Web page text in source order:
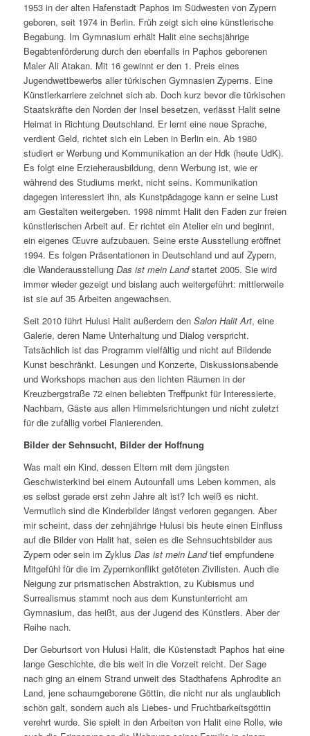
1953 in der alten Hafenstadt Paphos im Südwesten von Zypern
geboren, seit 1974 in Berlin. Früh zeigt sich eine künstlerische
Begabung. Im Gymnasium erhält Halit eine sechsjährige
Begabtenförderung durch den ebenfalls in Paphos geborenen
Maler Ali Atakan. Mit 16 gewinnt er den 1. Preis eines
Jugendwettbewerbs aller türkischen Gymnasien Zyperns. Eine
Künstlerkarriere zeichnet sich ab. Doch kurz bevor die türkischen
Staatskräfte den Norden der Insel besetzen, verlässt Halit seine
Heimat in Richtung Deutschland. Er lernt eine neue Sprache,
verdient Geld, richtet sich ein Leben in Berlin ein. Ab 1980
studiert er Werbung und Kommunikation an der Hdk (heute UdK).
Es folgt eine Erzieherausbildung, denn Werbung ist, wie er
während des Studiums merkt, nicht seins. Kommunikation
dagegen interessiert ihn, als Kunstpädagoge kann er seine Lust
am Gestalten weitergeben. 1998 nimmt Halit den Faden zur freien
künstlerischen Arbeit auf. Er richtet ein Atelier ein und beginnt,
ein eigenes Œuvre aufzubauen. Seine erste Ausstellung eröffnet
1994. Es folgen Präsentationen in Deutschland und auf Zypern,
die Wanderausstellung Das ist mein Landstartet 2005. Sie wird
immer wieder gezeigt und bislang auch weitergeführt: mittlerweile
ist sie auf 35 Arbeiten angewachsen.
Seit 2010 führt Hulusi Halit außerdem den Salon Halit Art, eine
Galerie, deren Name Unterhaltung und Dialog verspricht.
Tatsächlich ist das Programm vielfältig und nicht auf Bildende
Kunst beschränkt. Lesungen und Konzerte, Diskussionsabende
und Workshops machen aus den lichten Räumen in der
Kreuzbergstraße 72 einen beliebten Treffpunkt für Interessierte,
Nachbarn, Gäste aus allen Himmelsrichtungen und nicht zuletzt
für die zufällig vorbei Flanierenden.
Bilder der Sehnsucht, Bilder der Hoffnung
Was malt ein Kind, dessen Eltern mit dem jüngsten
Geschwisterkind bei einem Autounfall ums Leben kommen, als
es selbst gerade erst zehn Jahre alt ist? Ich weiß es nicht.
Vermutlich sind die Kinderbilder längst verloren gegangen. Aber
mir scheint, dass der zehnjährige Hulusi bis heute einen Einfluss
auf die Bilder von Halit hat, seien es die Sehnsuchtsbilder aus
Zypern oder sein im Zyklus Das ist mein Landtief empfundene
Mitgefühl für die im Zypernkonflikt getöteten Zivilisten. Auch die
Neigung zur prismatischen Abstraktion, zu Kubismus und
Surrealismus stammt noch aus dem Kunstunterricht am
Gymnasium, das heißt, aus der Jugend des Künstlers. Aber der
Reihe nach.
Der Geburtsort von Hulusi Halit, die Küstenstadt Paphos hat eine
lange Geschichte, die bis weit in die Vorzeit reicht. Der Sage
nach ging an einem Strand unweit des Stadthafens Aphrodite an
Land, jene schaumgeborene Göttin, die nicht nur als unglaublich
schön galt, sondern auch als Liebes- und Fruchtbarkeitsgöttin
verehrt wurde. Sie spielt in den Arbeiten von Halit eine Rolle, wie